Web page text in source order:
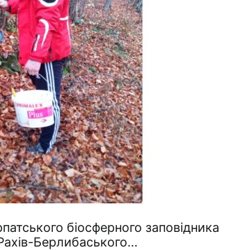
біосферного заповідника
Берлибаського…